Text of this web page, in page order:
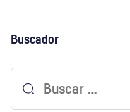
Buscador